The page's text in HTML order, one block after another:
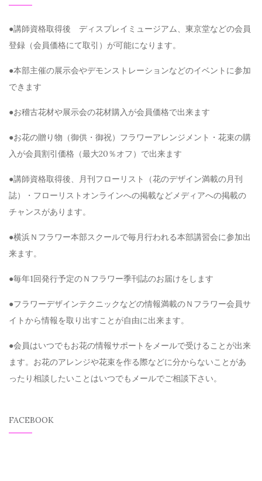
●講師資格取得後 ディスプレイミュージアム、東京堂などの会員
登録（会員価格にて取引）が可能になります。
●本部主催の展示会やデモンストレーションなどのイベントに参加
できます
●お稽古花材や展示会の花材購入が会員価格で出来ます
●お花の贈り物（御供・御祝）フラワーアレンジメント・花束の購
入が会員割引価格（最大20％オフ）で出来ます
●講師資格取得後、月刊フローリスト（花のデザイン満載の月刊
誌）・フローリストオンラインへの掲載などメディアへの掲載の
チャンスがあります。
●横浜Ｎフラワー本部スクールで毎月行われる本部講習会に参加出
来ます。
●毎年1回発行予定のＮフラワー季刊誌のお届けをします
●フラワーデザインテクニックなどの情報満載のＮフラワー会員サ
イトから情報を取り出すことが自由に出来ます。
●会員はいつでもお花の情報サポートをメールで受けることが出来
ます。お花のアレンジや花束を作る際などに分からないことがあ
ったり相談したいことはいつでもメールでご相談下さい。
FACEBOOK